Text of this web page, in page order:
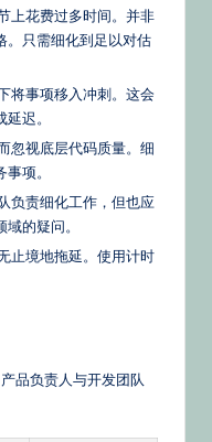
上花费过多时间。并非
。只需细化到足以对估
将事项移入冲刺。这会
迟。
忽视底层代码质量。细
项。
负责细化工作，但也应
的疑问。
止境地拖延。使用计时
品负责人与开发团队